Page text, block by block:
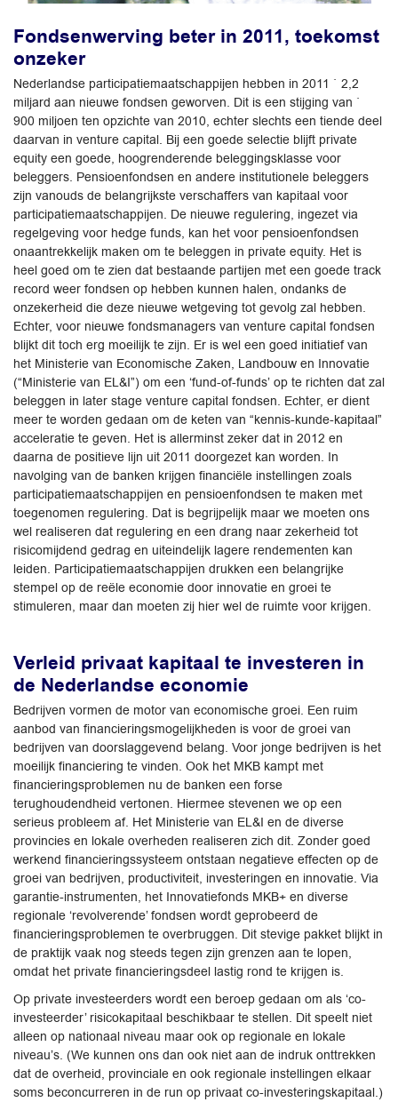
Fondsenwerving beter in 2011, toekomst
onzeker
Nederlandse participatiemaatschappijen hebben in 2011 ` 2,2
miljard aan nieuwe fondsen geworven. Dit is een stijging van `
900 miljoen ten opzichte van 2010, echter slechts een tiende deel
daarvan in venture capital. Bij een goede selectie blijft private
equity een goede, hoogrenderende beleggingsklasse voor
beleggers. Pensioenfondsen en andere institutionele beleggers
zijn vanouds de belangrijkste verschaffers van kapitaal voor
participatiemaatschappijen. De nieuwe regulering, ingezet via
regelgeving voor hedge funds, kan het voor pensioenfondsen
onaantrekkelijk maken om te beleggen in private equity. Het is
heel goed om te zien dat bestaande partijen met een goede track
record weer fondsen op hebben kunnen halen, ondanks de
onzekerheid die deze nieuwe wetgeving tot gevolg zal hebben.
Echter, voor nieuwe fondsmanagers van venture capital fondsen
blijkt dit toch erg moeilijk te zijn. Er is wel een goed initiatief van
het Ministerie van Economische Zaken, Landbouw en Innovatie
(“Ministerie van EL&I”) om een ‘fund-of-funds’ op te richten dat zal
beleggen in later stage venture capital fondsen. Echter, er dient
meer te worden gedaan om de keten van “kennis-kunde-kapitaal”
acceleratie te geven. Het is allerminst zeker dat in 2012 en
daarna de positieve lijn uit 2011 doorgezet kan worden. In
navolging van de banken krijgen financiële instellingen zoals
participatiemaatschappijen en pensioenfondsen te maken met
toegenomen regulering. Dat is begrijpelijk maar we moeten ons
wel realiseren dat regulering en een drang naar zekerheid tot
risicomijdend gedrag en uiteindelijk lagere rendementen kan
leiden. Participatiemaatschappijen drukken een belangrijke
stempel op de reële economie door innovatie en groei te
stimuleren, maar dan moeten zij hier wel de ruimte voor krijgen.
Verleid privaat kapitaal te investeren in
de Nederlandse economie
Bedrijven vormen de motor van economische groei. Een ruim
aanbod van financieringsmogelijkheden is voor de groei van
bedrijven van doorslaggevend belang. Voor jonge bedrijven is het
moeilijk financiering te vinden. Ook het MKB kampt met
financieringsproblemen nu de banken een forse
terughoudendheid vertonen. Hiermee stevenen we op een
serieus probleem af. Het Ministerie van EL&I en de diverse
provincies en lokale overheden realiseren zich dit. Zonder goed
werkend financieringssysteem ontstaan negatieve effecten op de
groei van bedrijven, productiviteit, investeringen en innovatie. Via
garantie-instrumenten, het Innovatiefonds MKB+ en diverse
regionale ‘revolverende’ fondsen wordt geprobeerd de
financieringsproblemen te overbruggen. Dit stevige pakket blijkt in
de praktijk vaak nog steeds tegen zijn grenzen aan te lopen,
omdat het private financieringsdeel lastig rond te krijgen is.
Op private investeerders wordt een beroep gedaan om als ‘co-
investeerder’ risicokapitaal beschikbaar te stellen. Dit speelt niet
alleen op nationaal niveau maar ook op regionale en lokale
niveau’s. (We kunnen ons dan ook niet aan de indruk onttrekken
dat de overheid, provinciale en ook regionale instellingen elkaar
soms beconcurreren in de run op privaat co-investeringskapitaal.)